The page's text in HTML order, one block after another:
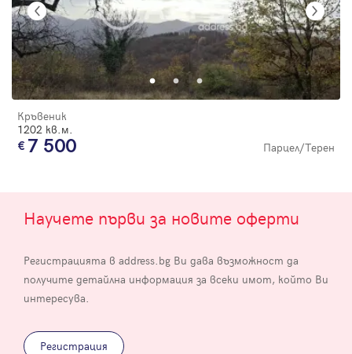
Кръвеник
1202 кв.м.
7 500 Парцел/Терен
Научете първи за новите оферти
Регистрацията в address.bg Ви дава възможност да
получите детайлна информация за всеки имот, който Ви
интересува.
Регистрация